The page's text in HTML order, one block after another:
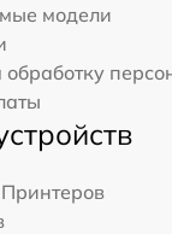
модели
обработку
Принтеров